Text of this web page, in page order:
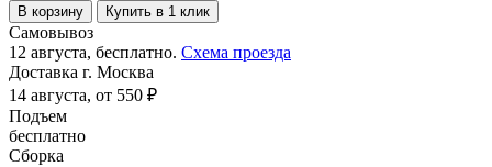
В корзину Купить в 1 клик
Самовывоз
12 августа, бесплатно. Схема проезда
Доставка г. Москва
14 августа, от 550 ₽
Подъем
бесплатно
Сборка